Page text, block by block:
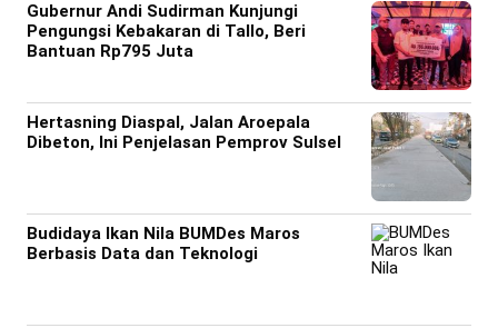
Gubernur Andi Sudirman Kunjungi
Pengungsi Kebakaran di Tallo, Beri
Bantuan Rp795 Juta
Hertasning Diaspal, Jalan Aroepala
Dibeton, Ini Penjelasan Pemprov Sulsel
Budidaya Ikan Nila BUMDes Maros
Berbasis Data dan Teknologi